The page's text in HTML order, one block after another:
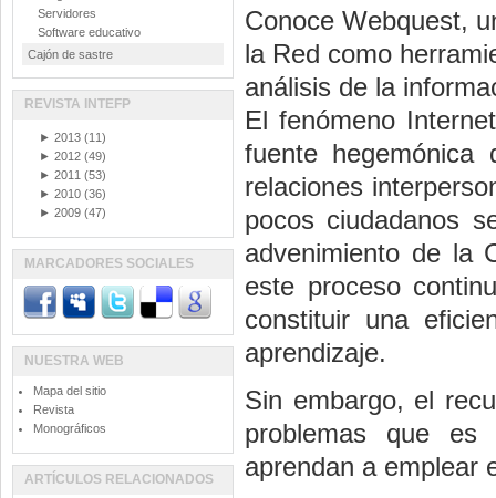
Conoce Webquest,
la Red como
análisis de la
El fenómeno
fuente
relaciones
pocos ciudadanos
advenimiento de la
este proceso
constituir una
aprendizaje.
Sin embargo, el
problemas que es
aprendan a emplear
Servidores
Software educativo
Cajón de sastre
REVISTA INTEFP
► 2013 (11)
► 2012 (49)
► 2011 (53)
► 2010 (36)
► 2009 (47)
MARCADORES SOCIALES
NUESTRA WEB
Mapa del sitio
Revista
Monográficos
ARTÍCULOS RELACIONADOS